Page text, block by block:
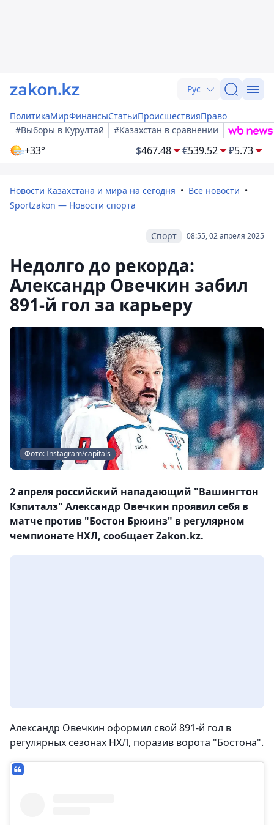
Рус
ПолитикаМирФинансыСтатьиПроисшествияПраво
#Выборы в Курултай
#Казахстан в сравнении
+33° $467.48 €539.52 ₽5.73
Новости Казахстана и мира на сегодня
Все новости
Sportzakon — Новости спорта
08:55, 02 апреля 2025
Спорт
Недолго до рекорда:
Александр Овечкин забил
891-й гол за карьеру
Фото: Instagram/capitals
2 апреля российский нападающий "Вашингтон
Кэпиталз" Александр Овечкин проявил себя в
матче против "Бостон Брюинз" в регулярном
чемпионате НХЛ, сообщает Zakon.kz.
Александр Овечкин оформил свой 891-й гол в
регулярных сезонах НХЛ, поразив ворота "Бостона".